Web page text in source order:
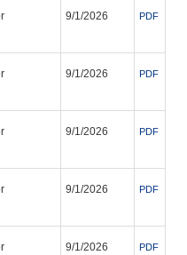
9/1/2026 PDF
9/1/2026 PDF
9/1/2026 PDF
9/1/2026 PDF
9/1/2026 PDF